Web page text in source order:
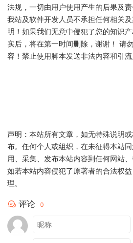
法规，一切由用户使用产生的后果及
我站及软件开发人员不承担任何相关
明！如果我们无意中侵犯了您的知识
实后，将在第一时间删除，谢谢！ 请
容！禁止使用脚本发送非法内容和引
声明：本站所有文章，如无特殊说明
布。任何个人或组织，在未征得本站
用、采集、发布本站内容到任何网站、
如若本站内容侵犯了原著者的合法权
理。
评论 0